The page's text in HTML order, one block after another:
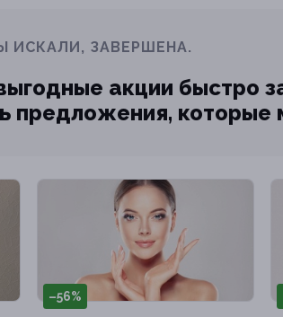
ИСКАЛИ, ЗАВЕРШЕНА.
акции быстро
предложения, которые
–56%